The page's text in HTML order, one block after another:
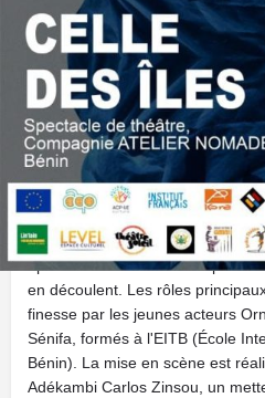
une œuvre de Koulsy Lamko
Carlos Zinsou.
L'histoire se déroule dans
absorbé par son travail et par
Soudain, une femme originaire
îles", entre dans sa vie. Elle est
et charismatique, captivant
son insistance feinte à partir, le
café. Ce qui commence comme
tournant inattendu et sombre. La
éphémère entre ces deux
en découlent. Les rôles
finesse par les jeunes acteurs
Sénifa, formés à l'EITB (École
Bénin). La mise en scène est
Adékambi Carlos Zinsou, un